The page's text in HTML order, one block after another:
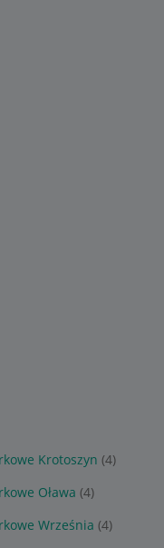
Krotoszyn (4)
Oława (4)
Września (4)